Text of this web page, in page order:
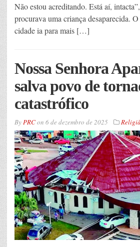
Não estou acreditando. Está aí,
procurava uma criança desaparecida.
cidade ia para mais […]
Nossa Senhora
salva povo de
catastrófico
By PRCon 6 de dezembro de 2025